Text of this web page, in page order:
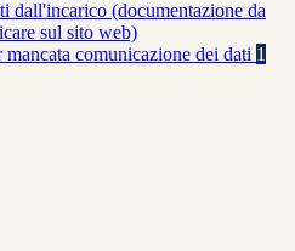
dall'incarico (documentazione da
sul sito web)
mancata comunicazione dei dati 1